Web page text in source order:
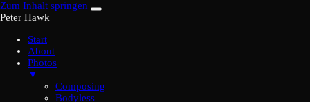
Zum Inhalt springen
Peter Hawk
Start
About
Photos
▼
Composing
Bodyless